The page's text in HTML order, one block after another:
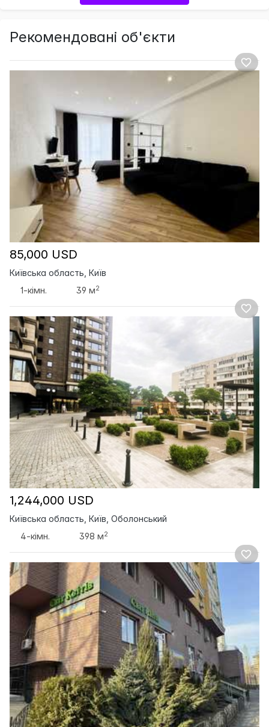
Рекомендовані об'єкти
85,000 USD
Київська область, Київ
1-кімн.
39 м2
1,244,000 USD
Київська область, Київ, Оболонський
4-кімн.
398 м2